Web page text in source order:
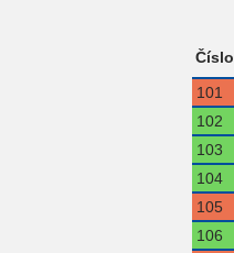
Číslo
101
102
103
104
105
106